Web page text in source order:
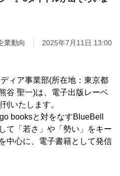
業動向 2025年7月11日 13:00
ィア事業部(所在地：東京都
谷 聖一)は、電子出版レーベ
いたします。
booksと対をなすBlueBell
て「若さ」や「勢い」をキー
中心に、電子書籍として発信